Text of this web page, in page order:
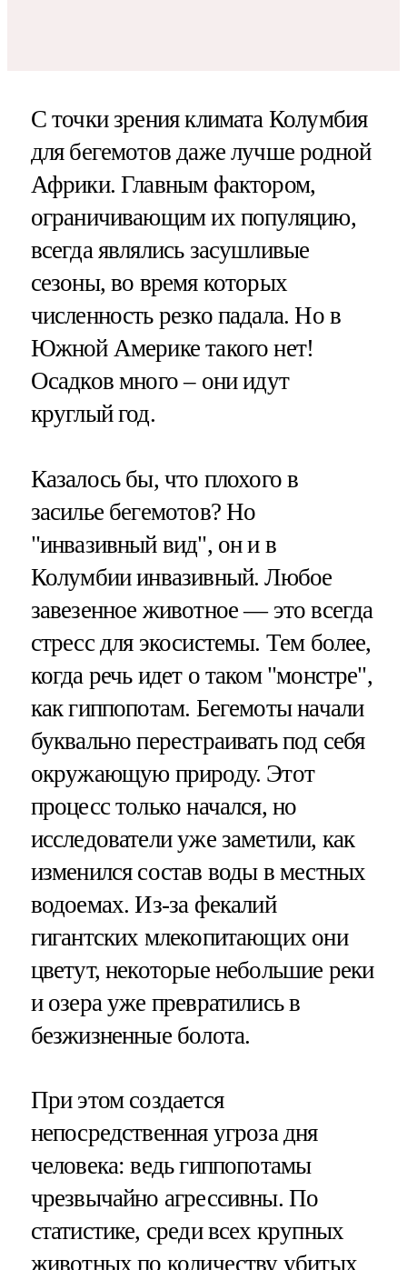
С точки зрения климата Колумбия
для бегемотов даже лучше родной
Африки. Главным фактором,
ограничивающим их популяцию,
всегда являлись засушливые
сезоны, во время которых
численность резко падала. Но в
Южной Америке такого нет!
Осадков много – они идут
круглый год.
Казалось бы, что плохого в
засилье бегемотов? Но
"инвазивный вид", он и в
Колумбии инвазивный. Любое
завезенное животное — это всегда
стресс для экосистемы. Тем более,
когда речь идет о таком "монстре",
как гиппопотам. Бегемоты начали
буквально перестраивать под себя
окружающую природу. Этот
процесс только начался, но
исследователи уже заметили, как
изменился состав воды в местных
водоемах. Из-за фекалий
гигантских млекопитающих они
цветут, некоторые небольшие реки
и озера уже превратились в
безжизненные болота.
При этом создается
непосредственная угроза дня
человека: ведь гиппопотамы
чрезвычайно агрессивны. По
статистике, среди всех крупных
животных по количеству убитых